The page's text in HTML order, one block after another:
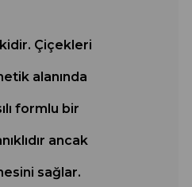
Çiçekleri
alanında
formlu bir
ancak
sağlar.